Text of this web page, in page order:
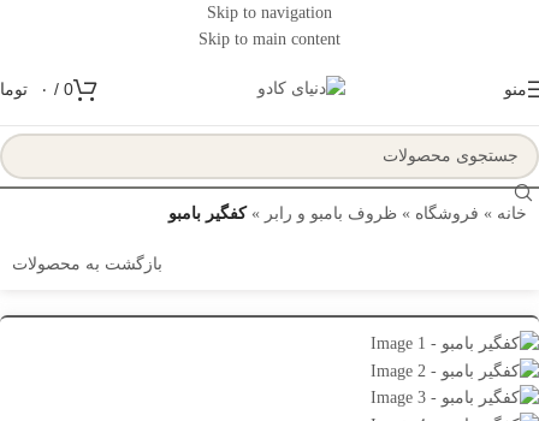
Skip to navigation
Skip to main content
منو 0
/ ۰
خانه » فروشگاه » ظروف بامبو و رابر »کفگیر بامبو
بازگشت به محصولات